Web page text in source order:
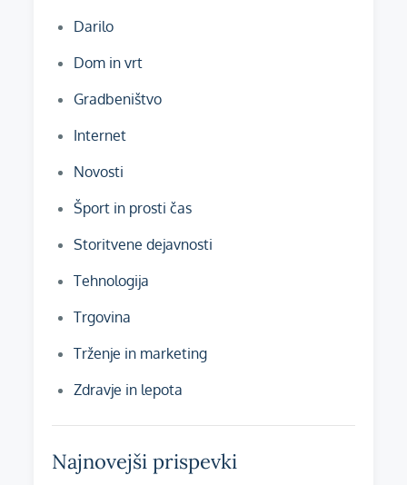
Darilo
Dom in vrt
Gradbeništvo
Internet
Novosti
Šport in prosti čas
Storitvene dejavnosti
Tehnologija
Trgovina
Trženje in marketing
Zdravje in lepota
Najnovejši prispevki